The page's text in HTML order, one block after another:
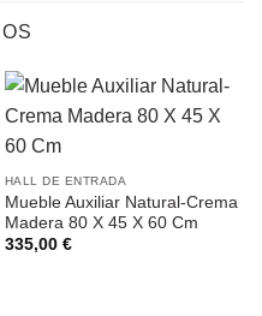
HALL DE ENTRADA
Mueble Auxiliar Natural-Crema
Madera 80 X 45 X 60 Cm
335,00 €